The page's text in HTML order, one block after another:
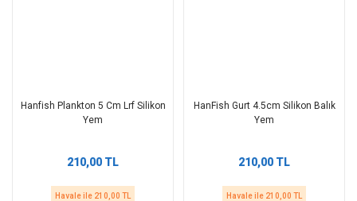
Hanfish Plankton 5 Cm Lrf Silikon
Yem
210,00 TL
Havale ile 210,00 TL
HanFish Gurt 4.5cm Silikon Balık
Yem
210,00 TL
Havale ile 210,00 TL